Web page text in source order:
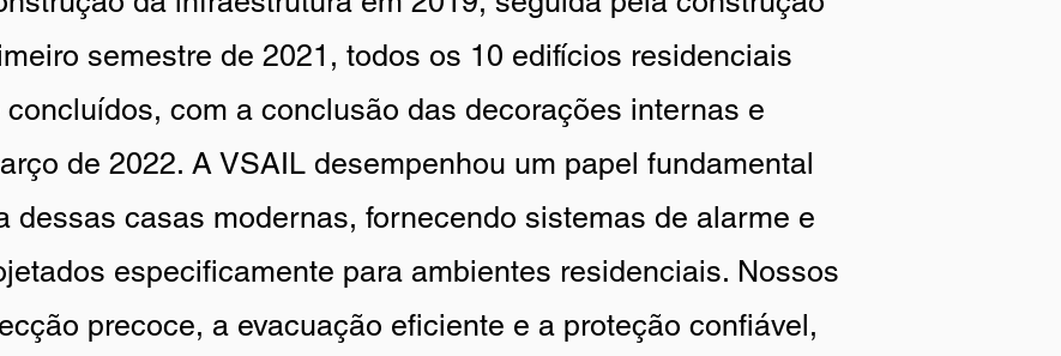
semestre de 2021, todos os 10 edifícios residenciais
com a conclusão das decorações internas e
de 2022. A VSAIL desempenhou um papel fundamental
dessas casas modernas, fornecendo sistemas de alarme e
especificamente para ambientes residenciais. Nossos
precoce, a evacuação eficiente e a proteção confiável,